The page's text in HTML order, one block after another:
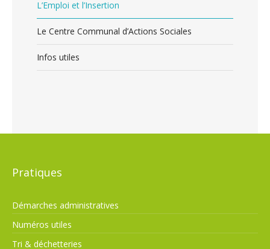
L’Emploi et l’Insertion
Le Centre Communal d’Actions Sociales
Infos utiles
Pratiques
Démarches administratives
Numéros utiles
Tri & déchetteries